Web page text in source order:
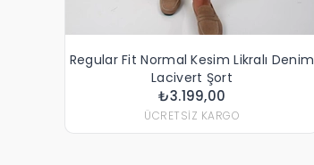
Regular Fit Normal Kesim Likralı Denim
Lacivert Şort
₺3.199,00
ÜCRETSIZ KARGO